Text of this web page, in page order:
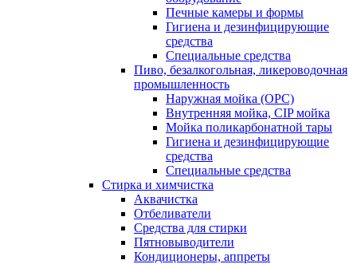
Печные камеры и формы
Гигиена и дезинфицирующие
средства
Специальные средства
Пиво, безалкогольная, ликероводочная
промышленность
Наружная мойка (ОРС)
Внутренняя мойка, CIP мойка
Мойка поликарбонатной тары
Гигиена и дезинфицирующие
средства
Специальные средства
Стирка и химчистка
Аквачистка
Отбеливатели
Средства для стирки
Пятновыводители
Кондиционеры, аппреты